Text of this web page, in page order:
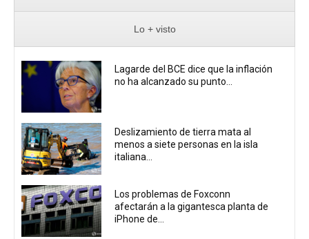
Lo + visto
Lagarde del BCE dice que la inflación
no ha alcanzado su punto...
Deslizamiento de tierra mata al
menos a siete personas en la isla
italiana...
Los problemas de Foxconn
afectarán a la gigantesca planta de
iPhone de...